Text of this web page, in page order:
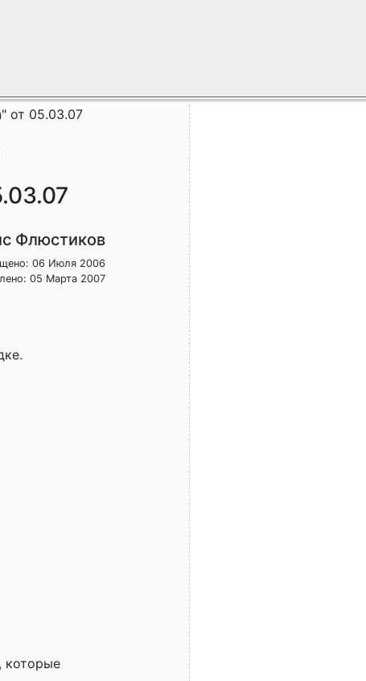
от 05.03.07
Флюстиков
06 Июля 2006
05 Марта 2007
которые